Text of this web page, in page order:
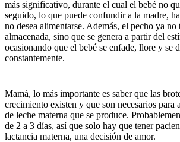
más significativo, durante el cual el bebé no
seguido, lo que puede confundir a la madre,
no desea alimentarse. Además, el pecho ya no
almacenada, sino que se genera a partir del
ocasionando que el bebé se enfade, llore y se
constantemente.
Mamá, lo más importante es saber que las
crecimiento existen y que son necesarios para
de leche materna que se produce.
de 2 a 3 días, así que solo hay que tener
lactancia materna, una decisión de amor.